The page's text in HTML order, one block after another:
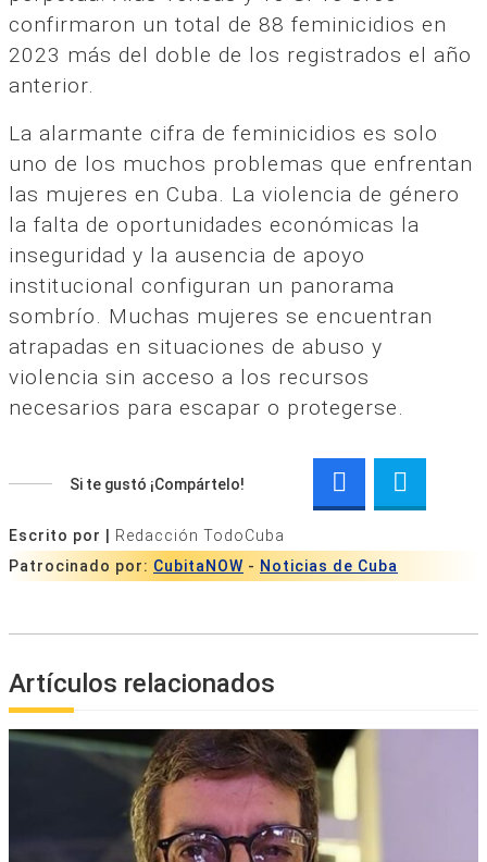
confirmaron un total de 88 feminicidios en
2023 más del doble de los registrados el año
anterior.
La alarmante cifra de feminicidios es solo
uno de los muchos problemas que enfrentan
las mujeres en Cuba. La violencia de género
la falta de oportunidades económicas la
inseguridad y la ausencia de apoyo
institucional configuran un panorama
sombrío. Muchas mujeres se encuentran
atrapadas en situaciones de abuso y
violencia sin acceso a los recursos
necesarios para escapar o protegerse.
Si te gustó ¡Compártelo!
Escrito por |
Redacción TodoCuba
Patrocinado por: CubitaNOW - Noticias de Cuba
Artículos relacionados